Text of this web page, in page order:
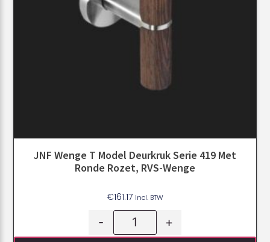
JNF Wenge T Model Deurkruk Serie 419 Met
Ronde Rozet, RVS-Wenge
€161.17 Incl. BTW
- +